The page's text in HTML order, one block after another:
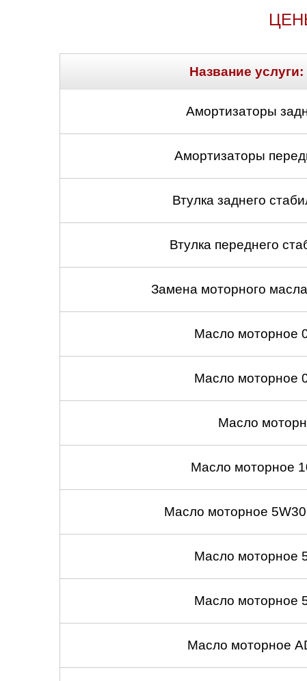
Название
Амортизаторы
Амортизаторы
Втулка заднего
Втулка переднего
Замена моторного
Масло моторное
Масло моторное
Масло
Масло моторное
Масло моторное
Масло моторное
Масло моторное
Масло моторное